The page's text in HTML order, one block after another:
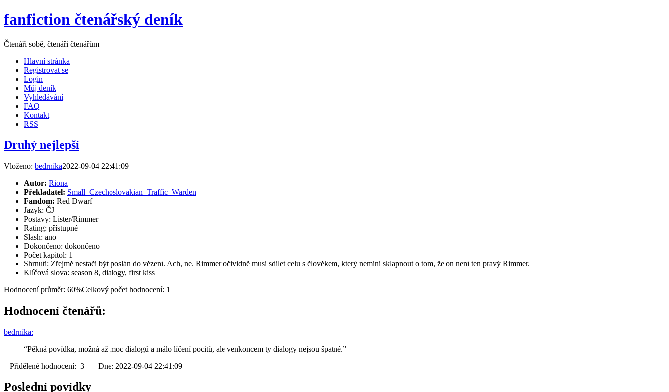
fanfiction čtenářský deník
Čtenáři sobě, čtenáři čtenářům
Hlavní stránka
Registrovat se
Login
Můj deník
Vyhledávání
FAQ
Kontakt
RSS
Druhý nejlepší
Vloženo: bedrníka2022-09-04 22:41:09
Autor: Riona
Překladatel: Small_Czechoslovakian_Traffic_Warden
Fandom: Red Dwarf
Jazyk: ČJ
Postavy: Lister/Rimmer
Rating: přístupné
Slash: ano
Dokončeno: dokončeno
Počet kapitol: 1
Shrnutí: Zřejmě nestačí být poslán do vězení. Ach, ne. Rimmer očividně musí sdílet celu s člověkem, který nemíní sklapnout o tom, že on není ten pravý Rimmer.
Klíčová slova: season 8, dialogy, first kiss
Hodnocení průměr: 60%Celkový počet hodnocení: 1
Hodnocení čtenářů:
bedrníka:
“Pěkná povídka, možná až moc dialogů a málo líčení pocitů, ale venkoncem ty dialogy nejsou špatné.”
Přidělené hodnocení: 3 Dne: 2022-09-04 22:41:09
Poslední povídky